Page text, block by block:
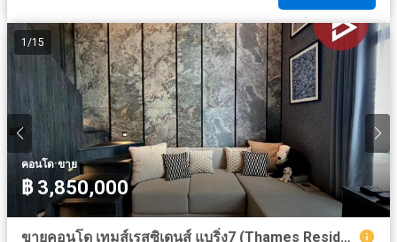
1 /15
คอนโด·ขาย
฿ 3,850,000
ขายคอนโด เทมส์เรสซิเดนส์ แบริ่ง7 (Thames Residence) กรุงเทพฯ